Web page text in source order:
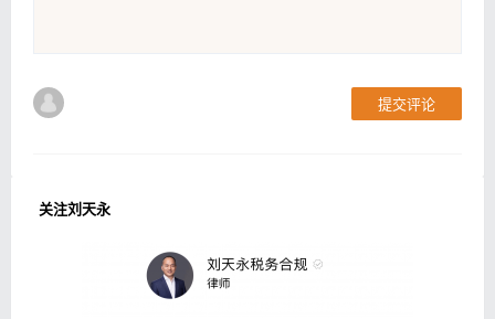
提交评论
关注刘天永